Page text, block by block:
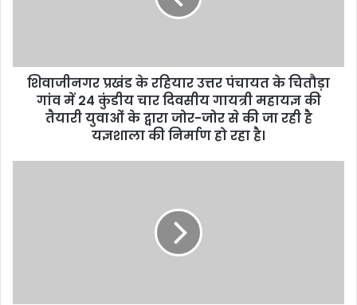
d
शिवाजीनगर प्रखंड के रहियार उत्तर पंचायत के चितौड़ा
गांव में 24 कुंडीय चार दिवसीय गायत्री महायज्ञ की
तैयारी युवाओं के द्वारा जोर-जोर से की जा रही है
यज्ञशाला की निर्माण हो रहा है।